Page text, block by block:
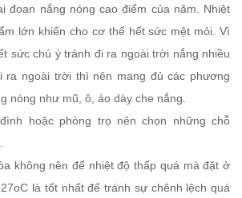
đoạn nắng nóng cao điểm của năm. Nhiệt
lớn khiến cho cơ thể hết sức mệt mỏi. Vì
sức chú ý tránh đi ra ngoài trời nắng nhiều
ra ngoài trời thì nên mang đủ các phương
nóng như mũ, ô, áo dày che nắng.
hoặc phòng trọ nên chọn những chỗ
không nên để nhiệt độ thấp quá mà đặt ở
là tốt nhất để tránh sự chênh lệch quá